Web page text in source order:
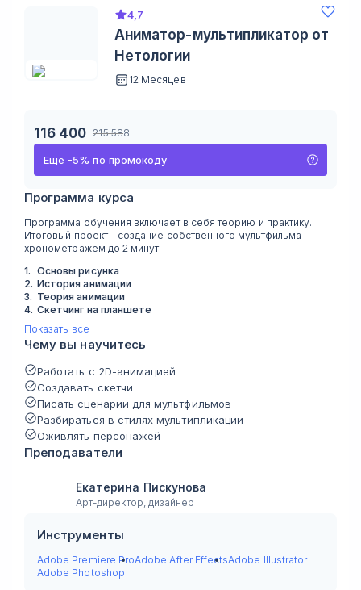
4,7
Аниматор-мультипликатор от
Нетологии
12 Месяцев
116 400 215 588
Ещё -5% по промокоду
Программа курса
Программа обучения включает в себя теорию и практику.
Итоговый проект – создание собственного мультфильма
хронометражем до 2 минут.
1. Основы рисунка
2. История анимации
3. Теория анимации
4. Скетчинг на планшете
Показать все
Чему вы научитесь
Работать с 2D-анимацией
Создавать скетчи
Писать сценарии для мультфильмов
Разбираться в стилях мультипликации
Оживлять персонажей
Преподаватели
Екатерина Пискунова
Арт-директор, дизайнер
Инструменты
Adobe Premiere ProAdobe After EffectsAdobe Illustrator
Adobe Photoshop